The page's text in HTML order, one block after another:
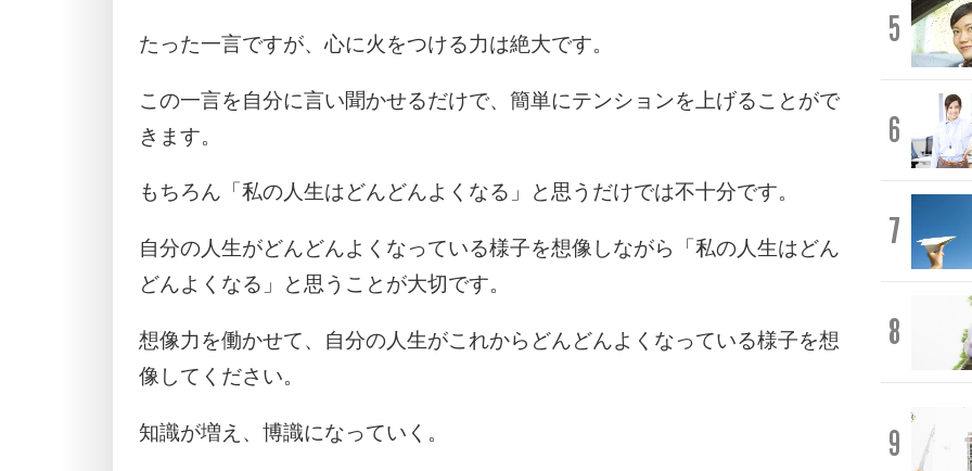
たった一言ですが、心に火をつける力は絶大です。
この一言を自分に言い聞かせるだけで、簡単にテンションを上げることがで
きます。
もちろん「私の人生はどんどんよくなる」と思うだけでは不十分です。
自分の人生がどんどんよくなっている様子を想像しながら「私の人生はどん
どんよくなる」と思うことが大切です。
想像力を働かせて、自分の人生がこれからどんどんよくなっている様子を想
像してください。
知識が増え、博識になっていく。
5
6
7
8
9